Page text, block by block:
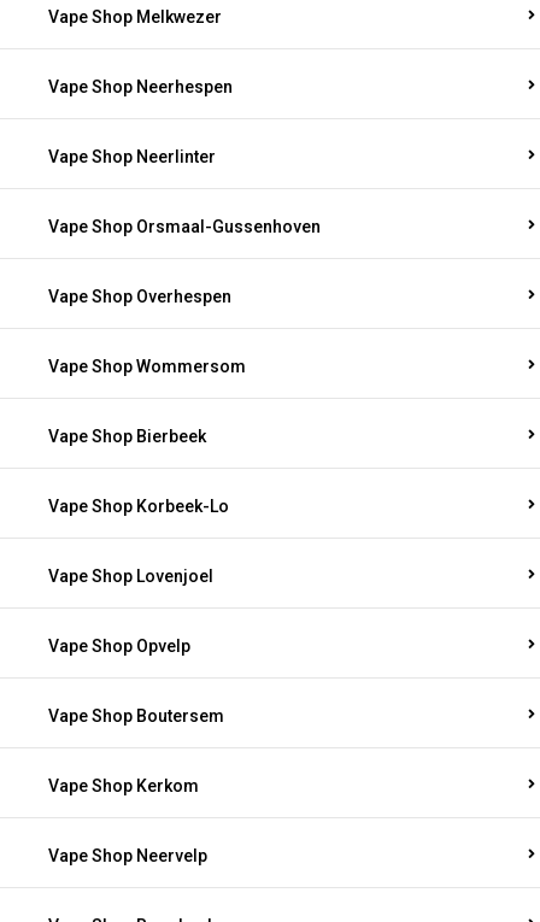
Vape Shop Melkwezer
Vape Shop Neerhespen
Vape Shop Neerlinter
Vape Shop Orsmaal-Gussenhoven
Vape Shop Overhespen
Vape Shop Wommersom
Vape Shop Bierbeek
Vape Shop Korbeek-Lo
Vape Shop Lovenjoel
Vape Shop Opvelp
Vape Shop Boutersem
Vape Shop Kerkom
Vape Shop Neervelp